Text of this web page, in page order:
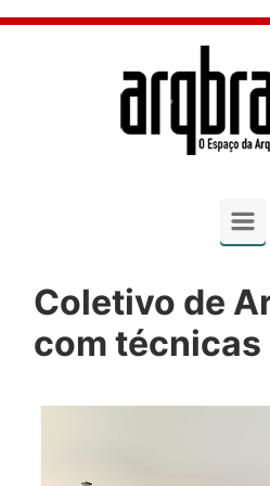
Skip to main content
Coletivo de
com técnicas